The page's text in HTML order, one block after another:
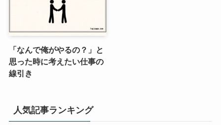
「なんで俺がやるの？」と
思った時に考えたい仕事の
線引き
人気記事ランキング